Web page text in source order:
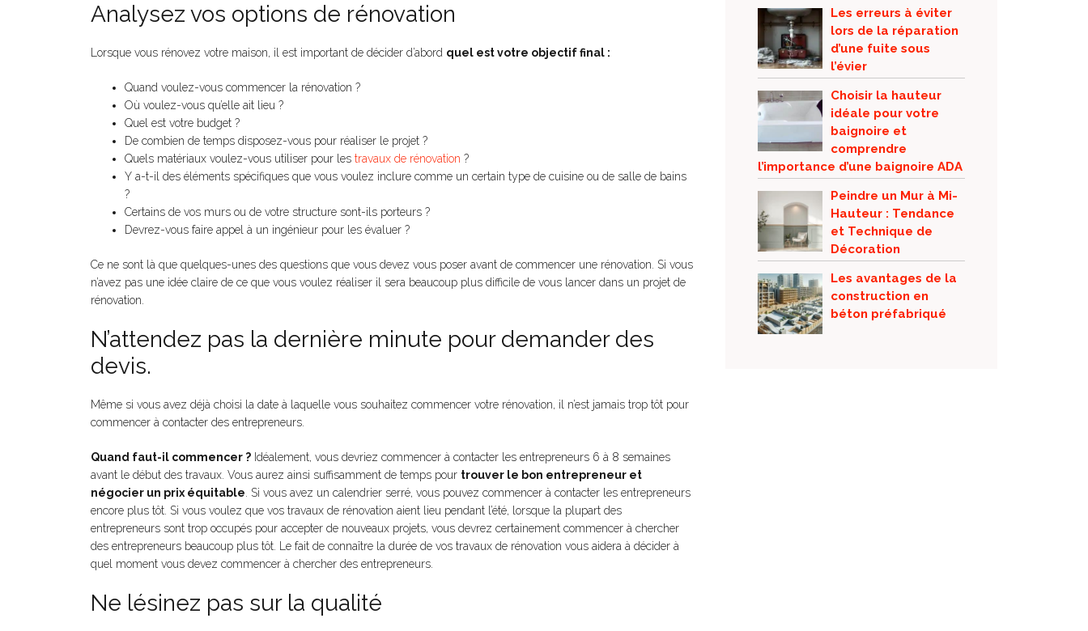
Analysez vos options de rénovation
Lorsque vous rénovez votre maison, il est important de décider d’abord quel est votre objectif final :
Quand voulez-vous commencer la rénovation ?
Où voulez-vous qu’elle ait lieu ?
Quel est votre budget ?
De combien de temps disposez-vous pour réaliser le projet ?
Quels matériaux voulez-vous utiliser pour les travaux de rénovation ?
Y a-t-il des éléments spécifiques que vous voulez inclure comme un certain type de cuisine ou de salle de bains
?
Certains de vos murs ou de votre structure sont-ils porteurs ?
Devrez-vous faire appel à un ingénieur pour les évaluer ?
Ce ne sont là que quelques-unes des questions que vous devez vous poser avant de commencer une rénovation. Si vous
n’avez pas une idée claire de ce que vous voulez réaliser il sera beaucoup plus difficile de vous lancer dans un projet de
rénovation.
N’attendez pas la dernière minute pour demander des
devis.
Même si vous avez déjà choisi la date à laquelle vous souhaitez commencer votre rénovation, il n’est jamais trop tôt pour
commencer à contacter des entrepreneurs.
Quand faut-il commencer ? Idéalement, vous devriez commencer à contacter les entrepreneurs 6 à 8 semaines
avant le début des travaux. Vous aurez ainsi suffisamment de temps pour trouver le bon entrepreneur et
négocier un prix équitable . Si vous avez un calendrier serré, vous pouvez commencer à contacter les entrepreneurs
encore plus tôt. Si vous voulez que vos travaux de rénovation aient lieu pendant l’été, lorsque la plupart des
entrepreneurs sont trop occupés pour accepter de nouveaux projets, vous devrez certainement commencer à chercher
des entrepreneurs beaucoup plus tôt. Le fait de connaître la durée de vos travaux de rénovation vous aidera à décider à
quel moment vous devez commencer à chercher des entrepreneurs.
Ne lésinez pas sur la qualité
Les erreurs à éviter
lors de la réparation
d’une fuite sous
l’évier
Choisir la hauteur
idéale pour votre
baignoire et
comprendre
l’importance d’une baignoire ADA
Peindre un Mur à Mi-
Hauteur : Tendance
et Technique de
Décoration
Les avantages de la
construction en
béton préfabriqué